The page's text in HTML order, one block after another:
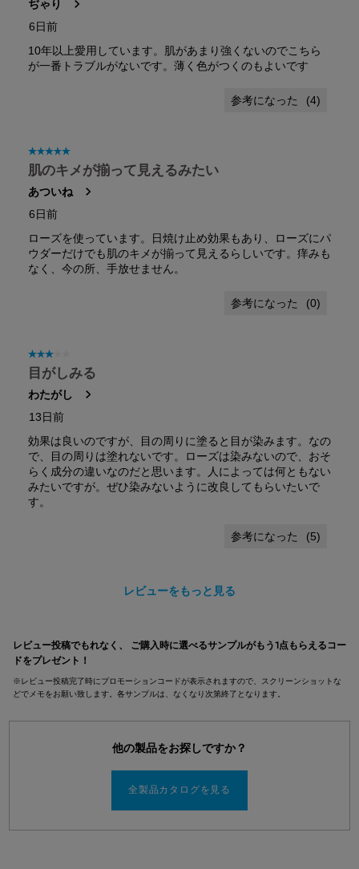
ー。ぢゃり
6日前
10年以上愛用しています。肌があまり強くないのでこちら
が一番トラブルがないです。薄く色がつくのもよいです
(4)
星5／5個です。
肌のキメが揃って見えるみたい
あついね
6日前
ローズを使っています。日焼け止め効果もあり、ローズにパ
ウダーだけでも肌のキメが揃って見えるらしいです。痒みも
なく、今の所、手放せません。
(0)
星3／5個です。
目がしみる
わたがし
13日前
効果は良いのですが、目の周りに塗ると目が染みます。なの
で、目の周りは塗れないです。ローズは染みないので、おそ
らく成分の違いなのだと思います。人によっては何ともない
みたいですが。ぜひ染みないように改良してもらいたいで
す。
(5)
レビューをもっと見る
pdpsections-search-by-category
レビュー投稿でもれなく、 ご購入時に選べるサンプルがもう1点もらえるコー
ドをプレゼント！
※レビュー投稿完了時にプロモーションコードが表示されますので、スクリーンショットな
どでメモをお願い致します。各サンプルは、なくなり次第終了となります。
他の製品をお探しですか？
全製品カタログを見る